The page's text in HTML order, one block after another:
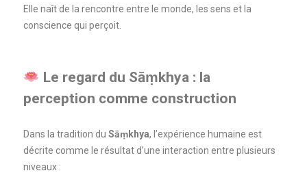
Elle naît de la rencontre entre le monde, les sens et la
conscience qui perçoit.
Le regard du Sāṃkhya : la
perception comme construction
Dans la tradition du Sāṃkhya, l’expérience humaine est
décrite comme le résultat d’une interaction entre plusieurs
niveaux :